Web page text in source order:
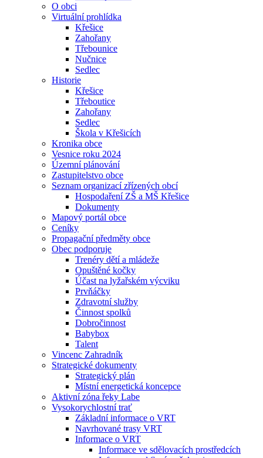
O obci
Virtuální prohlídka
Křešice
Zahořany
Třebounice
Nučnice
Sedlec
Historie
Křešice
Třeboutice
Zahořany
Sedlec
Škola v Křešicích
Kronika obce
Vesnice roku 2024
Územní plánování
Zastupitelstvo obce
Seznam organizací zřízených obcí
Hospodaření ZŠ a MŠ Křešice
Dokumenty
Mapový portál obce
Ceníky
Propagační předměty obce
Obec podporuje
Trenéry dětí a mládeže
Opuštěné kočky
Účast na lyžařském výcviku
Prvňáčky
Zdravotní služby
Činnost spolků
Dobročinnost
Babybox
Talent
Vincenc Zahradník
Strategické dokumenty
Strategický plán
Místní energetická koncepce
Aktivní zóna řeky Labe
Vysokorychlostní trať
Základní informace o VRT
Navrhované trasy VRT
Informace o VRT
Informace ve sdělovacích prostředcích